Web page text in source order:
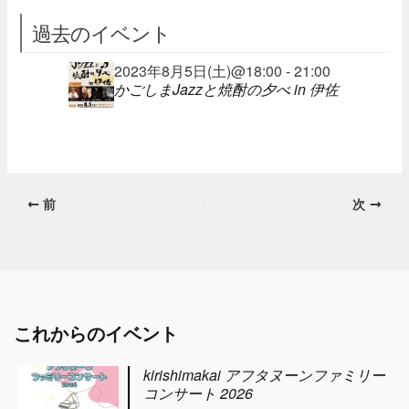
過去のイベント
2023年8月5日(土)@18:00 - 21:00
かごしまJazzと焼酎の夕べ in 伊佐
前 次
これからのイベント
kirishimakai アフタヌーンファミリー
コンサート 2026